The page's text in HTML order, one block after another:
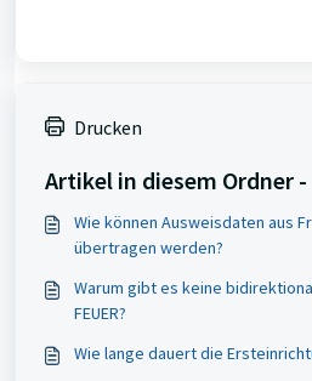
Drucken
Artikel in diesem Ordner -
Wie können Ausweisdaten aus
übertragen werden?
Warum gibt es keine
FEUER?
Wie lange dauert die